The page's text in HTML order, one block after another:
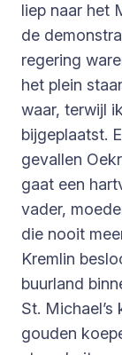
liep naar het
de
regering
het plein
waar, terwijl
bijgeplaatst.
gevallen
gaat een
vader,
die nooit
Kremlin
buurland
St.
gouden